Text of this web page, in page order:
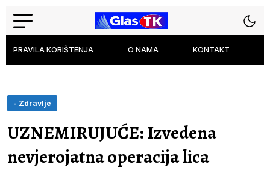
PRAVILA KORIŠTENJA O NAMA KONTAKT
- Zdravlje
UZNEMIRUJUĆE: Izvedena
nevjerojatna operacija lica